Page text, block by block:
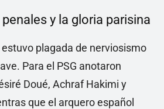
y la gloria parisina
plagada de nerviosismo
Para el PSG anotaron
Doué, Achraf Hakimi y
que el arquero español